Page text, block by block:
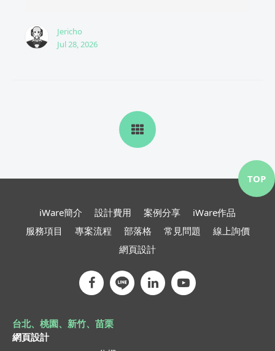
Jericho
Jul 28, 2026
iWare簡介 設計費用 案例分享
iWare作品
服務項目
專案流程 部落格 常見問題
線上詢價
網頁設計
台北、桃園、新竹、苗栗
網頁設計
TOP